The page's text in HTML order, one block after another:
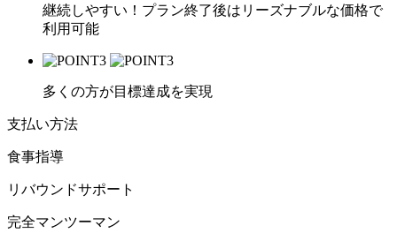
継続しやすい！プラン終了後はリーズナブルな価格で
利用可能
多くの方が目標達成を実現
支払い方法
食事指導
リバウンドサポート
完全マンツーマン